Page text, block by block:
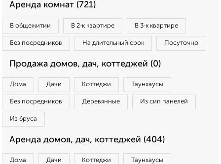
Аренда комнат (721)
В общежитии В 2‑к квартире В 3‑к квартире
Без посредников На длительный срок Посуточно
Продажа домов, дач, коттеджей (0)
Дома Дачи Коттеджи Таунхаусы
Без посредников Деревянные Из сип панелей
Из бруса
Аренда домов, дач, коттеджей (404)
Дома Дачи Коттеджи Таунхаусы